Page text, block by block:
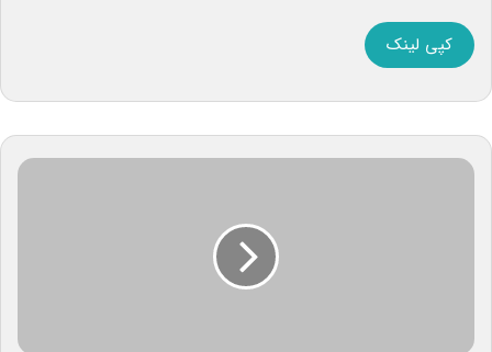
کپی لینک